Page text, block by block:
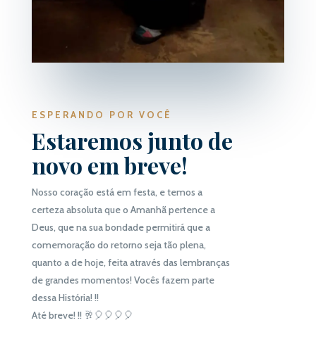
ESPERANDO POR VOCÊ
Estaremos junto de
novo em breve!
Nosso coração está em festa, e temos a
certeza absoluta que o Amanhã pertence a
Deus, que na sua bondade permitirá que a
comemoração do retorno seja tão plena,
quanto a de hoje, feita através das lembranças
de grandes momentos! Vocês fazem parte
dessa História! !!
Até breve! !! 🥂🎈🎈🎈🎈